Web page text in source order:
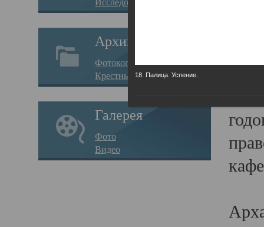
Архив
Фотокопии дел
Крестные ходы
Галерея
Фото
Видео
18. Палица. Успение.